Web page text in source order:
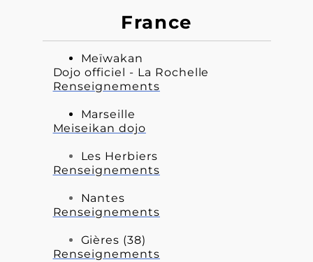
France
Meïwakan
Dojo officiel - La Rochelle
Renseignements
Marseille
Meiseikan dojo
Les Herbiers
Renseignements
Nantes
Renseignements
Gières (38)
Renseignements